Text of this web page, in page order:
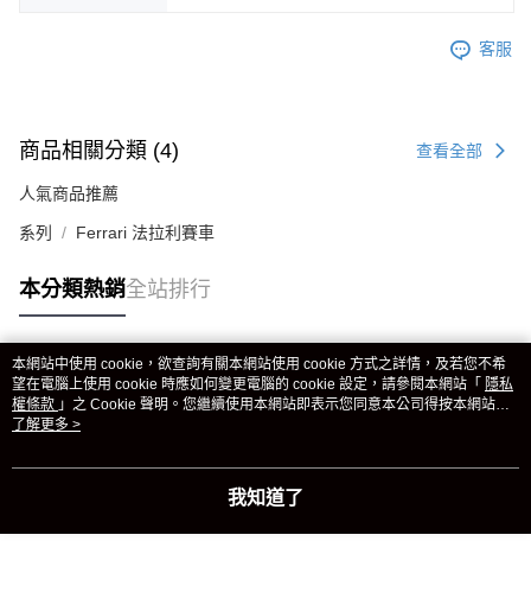
客服
商品相關分類 (4) 查看全部
人氣商品推薦
系列 Ferrari 法拉利賽車
本分類熱銷全站排行
熱門標籤
本網站中使用 cookie，欲查詢有關本網站使用 cookie 方式之詳情，及若您不希
望在電腦上使用 cookie 時應如何變更電腦的 cookie 設定，請參閱本網站「 隱私
權條款 」之 Cookie 聲明。您繼續使用本網站即表示您同意本公司得按本網站使
用條款之 Cookie 聲明使用 cookie。
了解更多 >
我知道了